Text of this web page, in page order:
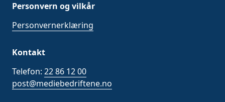
Personvern og vilkår
Personvernerklæring
Kontakt
Telefon: 22 86 12 00
post@mediebedriftene.no